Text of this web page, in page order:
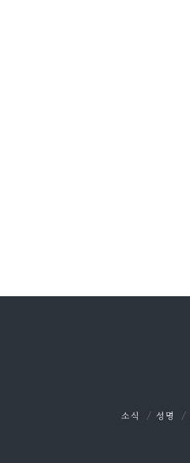
소식 성명